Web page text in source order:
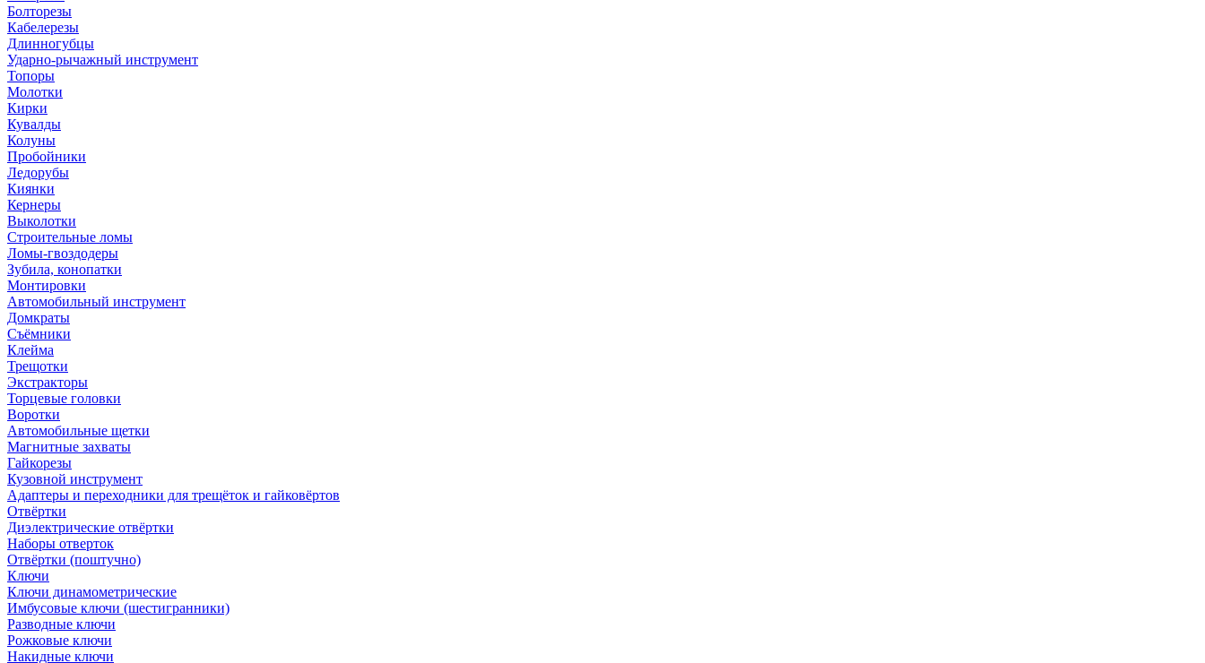
Болторезы
Кабелерезы
Длинногубцы
Ударно-рычажный инструмент
Топоры
Молотки
Кирки
Кувалды
Колуны
Пробойники
Ледорубы
Киянки
Кернеры
Выколотки
Строительные ломы
Ломы-гвоздодеры
Зубила, конопатки
Монтировки
Автомобильный инструмент
Домкраты
Съёмники
Клейма
Трещотки
Экстракторы
Торцевые головки
Воротки
Автомобильные щетки
Магнитные захваты
Гайкорезы
Кузовной инструмент
Адаптеры и переходники для трещёток и гайковёртов
Отвёртки
Диэлектрические отвёртки
Наборы отверток
Отвёртки (поштучно)
Ключи
Ключи динамометрические
Имбусовые ключи (шестигранники)
Разводные ключи
Рожковые ключи
Накидные ключи